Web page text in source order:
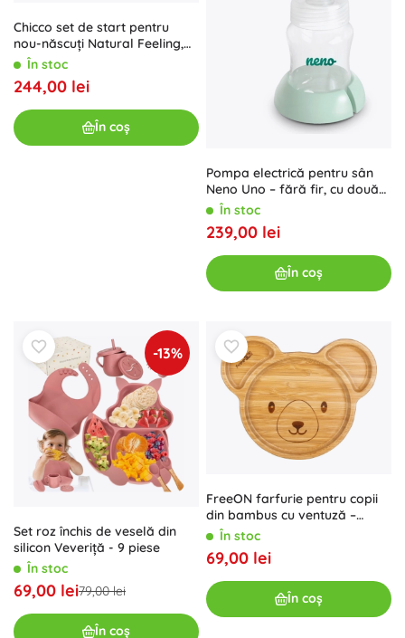
Chicco set de start pentru
nou-născuți Natural Feeling,
neutru, 0m+
În stoc
244,00 lei
În coș
Pompa electrică pentru sân
Neno Uno – fără fir, cu două
fazeÎn stoc
239,00 lei
În coș
-13%
Set roz închis de veselă din
silicon Veveriță - 9 piese
În stoc
69,00 lei79,00 lei
În coș
FreeON farfurie pentru copii
din bambus cu ventuză –
Koala
În stoc
69,00 lei
În coș